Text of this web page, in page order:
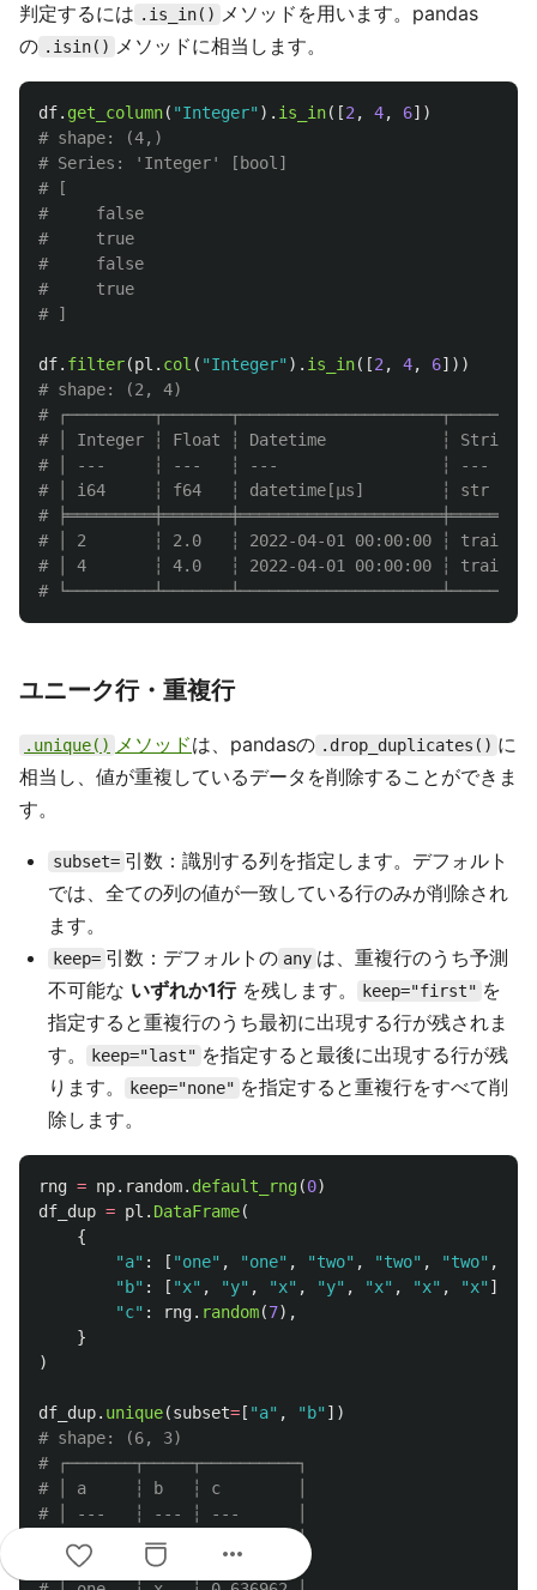
判定するには .is_in() メソッドを用います。pandas
の .isin() メソッドに相当します。
df. get_column( "Integer" ). is_in([2 , 4, 6])
# shape: (4,)
# Series: 'Integer' [bool]
# [
#     false
#     true
#     false
#     true
df. filter(pl . col ( "Integer" ). is_in([2 , 4, 6]))
# shape: (2, 4)
# ┌─────────┬───────┬─────────────────────┬────────┐
# │ Integer ┆ Float ┆ Datetime            ┆ String │
# │ ---     ┆ ---   ┆ ---                 ┆ ---    │
# │ i64     ┆ f64   ┆ datetime[μs]        ┆ str    │
# ╞═════════╪═══════╪═════════════════════╪════════╡
# │ 2       ┆ 2.0   ┆ 2022-04-01 00:00:00 ┆ train  │
# │ 4       ┆ 4.0   ┆ 2022-04-01 00:00:00 ┆ train  │
ユニーク行・重複行
.unique() メソッドは、pandasの .drop_duplicates() に
相当し、値が重複しているデータを削除することができま
す。
subset= 引数：識別する列を指定します。デフォルト
では、全ての列の値が一致している行のみが削除され
ます。
keep= 引数：デフォルトの any は、重複行のうち予測
不可能な いずれか1行を残します。 keep="first" を
指定すると重複行のうち最初に出現する行が残されま
す。
keep="last" を指定すると最後に出現する行が残
ります。
keep="none" を指定すると重複行をすべて削
除します。
rng = np. random. default_rng(0)
df_dup = pl . DataFrame(
{
"a" : [ "one" , "one" , "two" , "two" , "two" ,
" b" : [ "x" , "y" , "x" , "y" , "x" , "x" , "x" ],
"c" : rng. random(7),
}
)
df_dup. unique(subset= [ "a" , " b" ])
# shape: (6, 3)
# ┌───────┬─────┬──────────┐
# │ a     ┆ b   ┆ c        │
# │ ---   ┆ --- ┆ ---      │
# │ str   ┆ str ┆ f64      │
# ╞═══════╪═════╪══════════╡
more_horiz